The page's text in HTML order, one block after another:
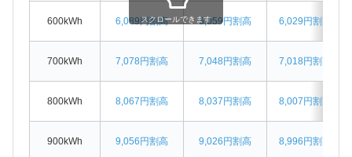
600kWh 6,089円割高 6,059円割高 6,029円割高
700kWh 7,078円割高 7,048円割高 7,018円割高
800kWh 8,067円割高 8,037円割高 8,007円割高
900kWh 9,056円割高 9,026円割高 8,996円割高
スクロールできます